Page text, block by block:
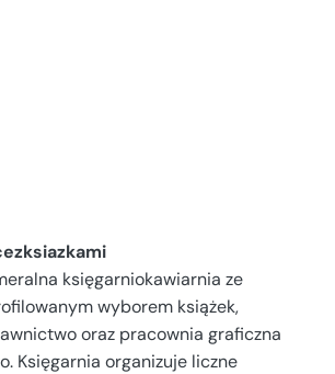
księgarniokawiarnia ze
wyborem książek,
oraz pracownia graficzna
Księgarnia organizuje liczne